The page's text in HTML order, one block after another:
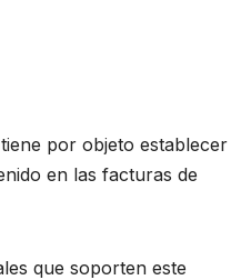
por objeto establecer
en las facturas de
que soporten este